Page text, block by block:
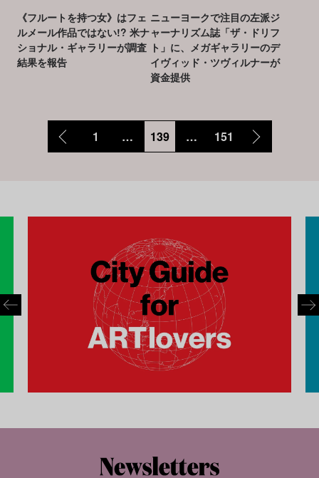
《フルートを持つ女》はフェ
ルメール作品ではない!? 米ナ
ショナル・ギャラリーが調査
結果を報告
ニューヨークで注目の左派ジ
ャーナリズム誌「ザ・ドリフ
ト」に、メガギャラリーのデ
イヴィッド・ツヴィルナーが
資金提供
1 … 139 … 151